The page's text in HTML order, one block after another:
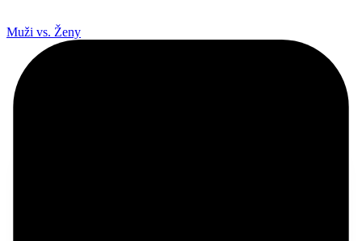
Muži vs. Ženy